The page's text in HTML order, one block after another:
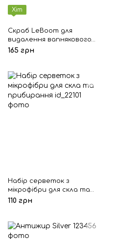
Хіт
Скраб LeBoom для
видалення вапнякового
нальоту та іржі OxyBoom,
165 грн
Набір серветок з
мікрофібри для скла та
прибирання
110 грн